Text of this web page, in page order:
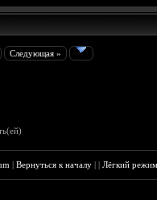
Следующая »
|Вернуться к началу ||Лёгкий